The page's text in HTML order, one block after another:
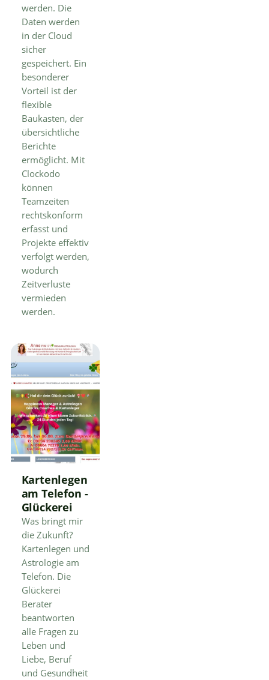
werden. Die
Daten werden
in der Cloud
sicher
gespeichert. Ein
besonderer
Vorteil ist der
flexible
Baukasten, der
übersichtliche
Berichte
ermöglicht. Mit
Clockodo
können
Teamzeiten
rechtskonform
erfasst und
Projekte effektiv
verfolgt werden,
wodurch
Zeitverluste
vermieden
werden.
Kartenlegen
am Telefon -
Glückerei
Was bringt mir
die Zukunft?
Kartenlegen und
Astrologie am
Telefon. Die
Glückerei
Berater
beantworten
alle Fragen zu
Leben und
Liebe, Beruf
und Gesundheit